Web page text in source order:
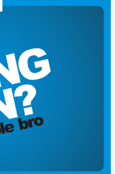
REDAKSI
DISCLAIMER
KONTAK KAMI
PEDOMAN MEDIA SIBER